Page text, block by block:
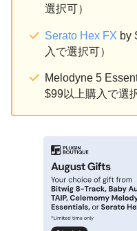
選択可）
Serato Hex FX by
入で選択可）
Melodyne 5
$99以上購入で選